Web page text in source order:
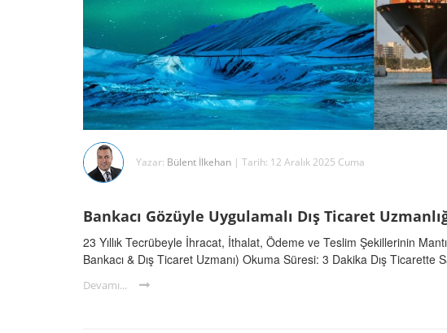
Yazar: Bülent İlkehan | Tarih: 12 Aralık 2025 Cuma
Bankacı Gözüyle Uygulamalı Dış Ticaret
23 Yıllık Tecrübeyle İhracat, İthalat, Ödeme ve Teslim Şekillerinin
Bankacı & Dış Ticaret Uzmanı) Okuma Süresi: 3 Dakika Dış Ticarette
Devamı...